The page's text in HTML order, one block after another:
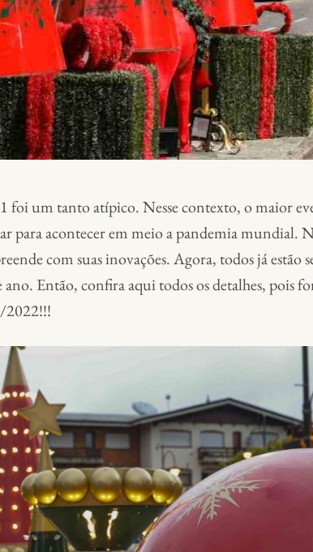
um tanto atípico. Nesse contexto, o maior
para acontecer em meio a pandemia mundial.
com suas inovações. Agora, todos já estão
Então, confira aqui todos os detalhes, pois
2022!!!